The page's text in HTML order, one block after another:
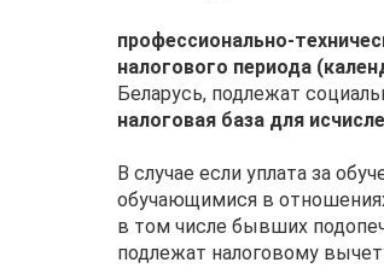
профессионально-
налогового периода
Беларусь, подлежат
налоговая база для
В случае если уплата за
обучающимися в
в том числе бывших
подлежат налоговому